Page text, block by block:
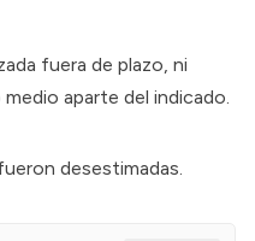
fuera de plazo, ni
aparte del indicado.
desestimadas.